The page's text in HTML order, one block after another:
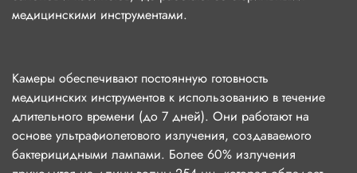
медицинскими инструментами.
Камеры обеспечивают постоянную готовность
медицинских инструментов к использованию в течение
длительного времени (до 7 дней). Они работают на
основе ультрафиолетового излучения, создаваемого
бактерицидными лампами. Более 60% излучения